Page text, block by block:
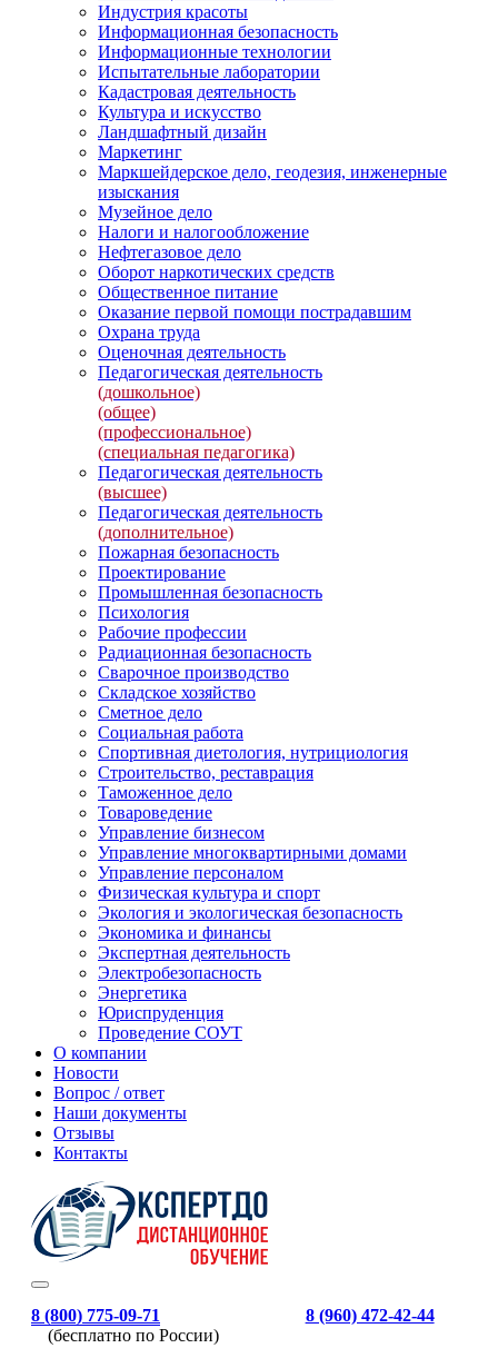
Индустрия красоты
Информационная безопасность
Информационные технологии
Испытательные лаборатории
Кадастровая деятельность
Культура и искусство
Ландшафтный дизайн
Маркетинг
Маркшейдерское дело, геодезия, инженерные
изыскания
Музейное дело
Налоги и налогообложение
Нефтегазовое дело
Оборот наркотических средств
Общественное питание
Оказание первой помощи пострадавшим
Охрана труда
Оценочная деятельность
Педагогическая деятельность
(дошкольное)
(общее)
(профессиональное)
(специальная педагогика)
Педагогическая деятельность
(высшее)
Педагогическая деятельность
(дополнительное)
Пожарная безопасность
Проектирование
Промышленная безопасность
Психология
Рабочие профессии
Радиационная безопасность
Сварочное производство
Складское хозяйство
Сметное дело
Социальная работа
Спортивная диетология, нутрициология
Строительство, реставрация
Таможенное дело
Товароведение
Управление бизнесом
Управление многоквартирными домами
Управление персоналом
Физическая культура и спорт
Экология и экологическая безопасность
Экономика и финансы
Экспертная деятельность
Электробезопасность
Энергетика
Юриспруденция
Проведение СОУТ
О компании
Новости
Вопрос / ответ
Наши документы
Отзывы
Контакты
8 (800) 775-09-71
(бесплатно по России)
8 (960) 472-42-44